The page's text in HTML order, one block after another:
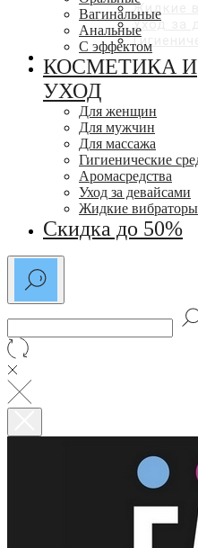
Жидкие
Уход за
СКИДКИ ДО
Вагинальные
Анальные
С эффектом
КОСМЕТИКА И
УХОД
Для женщин
Для мужчин
Для массажа
Гигиенические
Аромасредства
Уход за девайсами
Жидкие вибраторы
Скидка до 50%